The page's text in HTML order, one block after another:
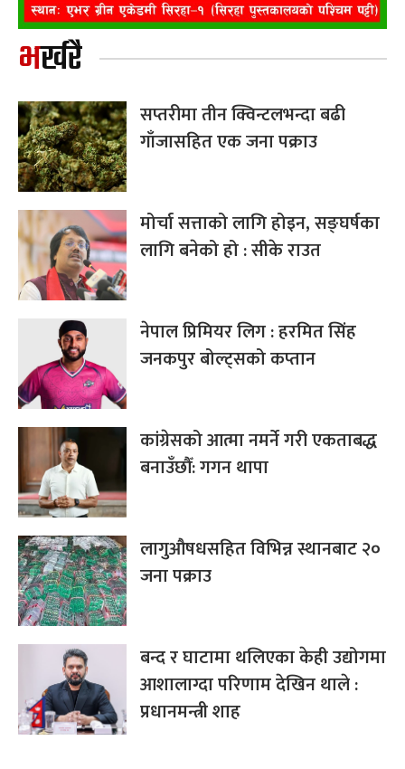
भर्खरै
सप्तरीमा तीन क्विन्टलभन्दा बढी
गाँजासहित एक जना पक्राउ
मोर्चा सत्ताको लागि होइन, सङ्घर्षका
लागि बनेको हो : सीके राउत
नेपाल प्रिमियर लिग : हरमित सिंह
जनकपुर बोल्ट्सको कप्तान
कांग्रेसको आत्मा नमर्ने गरी एकताबद्ध
बनाउँछौँ: गगन थापा
लागुऔषधसहित विभिन्न स्थानबाट २०
जना पक्राउ
बन्द र घाटामा थलिएका केही उद्योगमा
आशालाग्दा परिणाम देखिन थाले :
प्रधानमन्त्री शाह